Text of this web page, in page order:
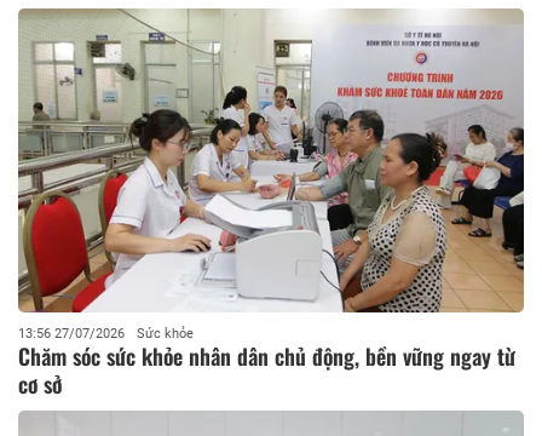
13:56 27/07/2026 Sức khỏe
Chăm sóc sức khỏe nhân dân chủ động, bền vững ngay từ
cơ sở